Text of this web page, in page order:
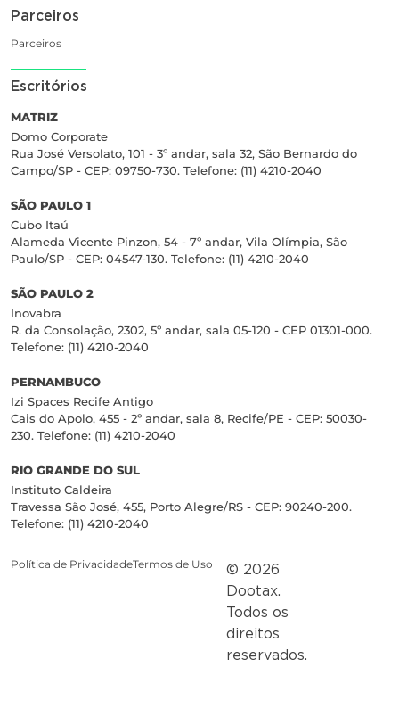
Parceiros
Parceiros
Escritórios
MATRIZ
Domo Corporate
Rua José Versolato, 101 - 3º andar, sala 32, São Bernardo do
Campo/SP - CEP: 09750-730. Telefone: (11) 4210-2040
SÃO PAULO 1
Cubo Itaú
Alameda Vicente Pinzon, 54 - 7º andar, Vila Olímpia, São
Paulo/SP - CEP: 04547-130. Telefone: (11) 4210-2040
SÃO PAULO 2
Inovabra
R. da Consolação, 2302, 5º andar, sala 05-120 - CEP 01301-000.
Telefone: (11) 4210-2040
PERNAMBUCO
Izi Spaces Recife Antigo
Cais do Apolo, 455 - 2º andar, sala 8, Recife/PE - CEP: 50030-
230. Telefone: (11) 4210-2040
RIO GRANDE DO SUL
Instituto Caldeira
Travessa São José, 455, Porto Alegre/RS - CEP: 90240-200.
Telefone: (11) 4210-2040
Política de PrivacidadeTermos de Uso
© 2026
Dootax.
Todos os
direitos
reservados.